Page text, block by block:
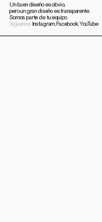
Un buen diseño es obvio,
pero un gran diseño es transparente.
Somos parte de tu equipo.
Síguenos:Instagram, Facebook,YouTube